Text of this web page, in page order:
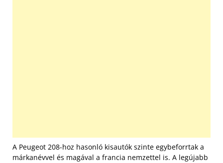
A Peugeot 208-hoz hasonló kisautók szinte egybeforrtak a
márkanévvel és magával a francia nemzettel is. A legújabb